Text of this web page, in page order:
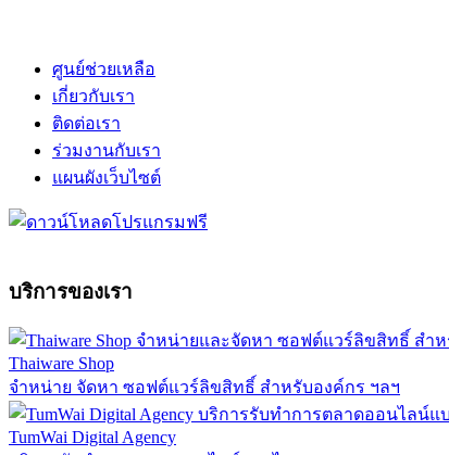
ศูนย์ช่วยเหลือ
เกี่ยวกับเรา
ติดต่อเรา
ร่วมงานกับเรา
แผนผังเว็บไซต์
บริการของเรา
Thaiware Shop
จำหน่าย จัดหา ซอฟต์แวร์ลิขสิทธิ์ สำหรับองค์กร ฯลฯ
TumWai Digital Agency